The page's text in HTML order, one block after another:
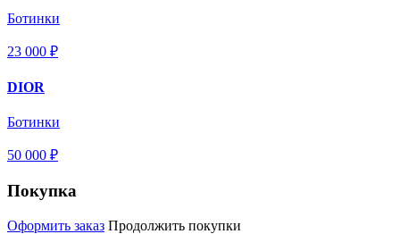
Ботинки
23 000 ₽
DIOR
Ботинки
50 000 ₽
Покупка
Оформить заказ Продолжить покупки